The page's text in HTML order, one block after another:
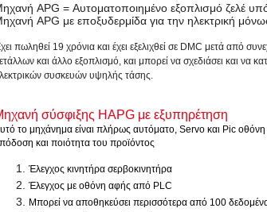
APG = Αυτοματοποιημένο εξοπλισμό ζελέ
APG με εποξυδερμίδα για την ηλεκτρική
πωληθεί 19 χρόνια και έχει εξελιχθεί σε DMC μετά από
και άλλο εξοπλισμό, και μπορεί να σχεδιάσει και να
συσκευών υψηλής τάσης.
σύσφιξης HAPG με εξυπηρέτηση
το μηχάνημα είναι πλήρως αυτόματο, Servo και Pic
και ποιότητα του προϊόντος
Έλεγχος κινητήρα σερβοκινητήρα
Έλεγχος με οθόνη αφής από PLC
Μπορεί να αποθηκεύσει περισσότερα από 100